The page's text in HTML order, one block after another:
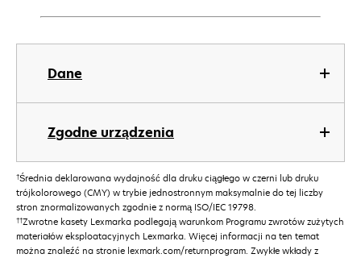
Dane
Zgodne urządzenia
†Średnia deklarowana wydajność dla druku ciągłego w czerni lub druku
trójkolorowego (CMY) w trybie jednostronnym maksymalnie do tej liczby
stron znormalizowanych zgodnie z normą ISO/IEC 19798.
††Zwrotne kasety Lexmarka podlegają warunkom Programu zwrotów zużytych
materiałów eksploatacyjnych Lexmarka. Więcej informacji na ten temat
można znaleźć na stronie lexmark.com/returnprogram. Zwykłe wkłady z